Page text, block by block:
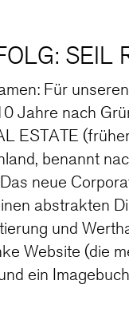
SEIL
Für
Jahre nach
ESTATE
benannt
neue
abstrakten
und
Website (die
ein